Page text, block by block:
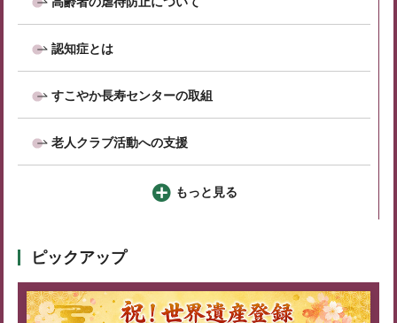
認知症とは
すこやか長寿センターの取組
老人クラブ活動への支援
もっと見る
ピックアップ